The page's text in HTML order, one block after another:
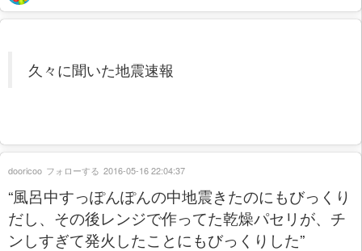
久々に聞いた地震速報
“風呂中すっぽんぽんの中地震きたのにもびっくり
だし、その後レンジで作ってた乾燥パセリが、チ
ンしすぎて発火したことにもびっくりした”
dooricoo フォローする 2016-05-16 22:04:37